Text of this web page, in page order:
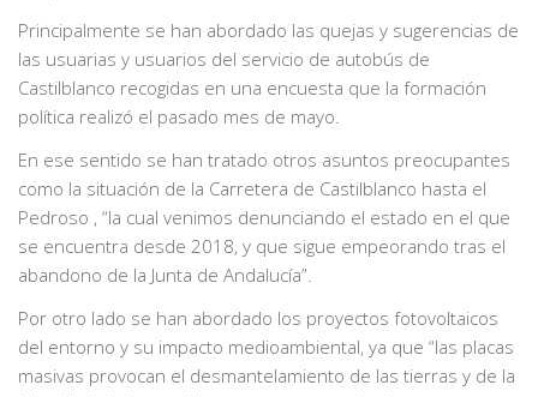
Principalmente se han abordado las quejas y sugerencias de
las usuarias y usuarios del servicio de autobús de
Castilblanco recogidas en una encuesta que la formación
política realizó el pasado mes de mayo.
En ese sentido se han tratado otros asuntos preocupantes
como la situación de la Carretera de Castilblanco hasta el
Pedroso , “la cual venimos denunciando el estado en el que
se encuentra desde 2018, y que sigue empeorando tras el
abandono de la Junta de Andalucía”.
Por otro lado se han abordado los proyectos fotovoltaicos
del entorno y su impacto medioambiental, ya que “las placas
masivas provocan el desmantelamiento de las tierras y de la